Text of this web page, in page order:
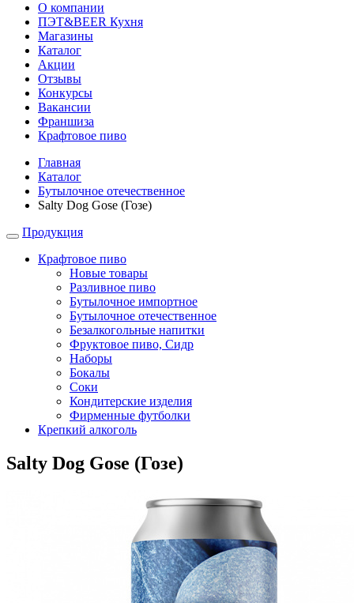
О компании
ПЭТ&BEER Кухня
Магазины
Каталог
Акции
Отзывы
Конкурсы
Вакансии
Франшиза
Крафтовое пиво
Главная
Каталог
Бутылочное отечественное
Salty Dog Gose (Гозе)
Продукция
Крафтовое пиво
Новые товары
Разливное пиво
Бутылочное импортное
Бутылочное отечественное
Безалкогольные напитки
Фруктовое пиво, Сидр
Наборы
Бокалы
Соки
Кондитерские изделия
Фирменные футболки
Крепкий алкоголь
Salty Dog Gose (Гозе)